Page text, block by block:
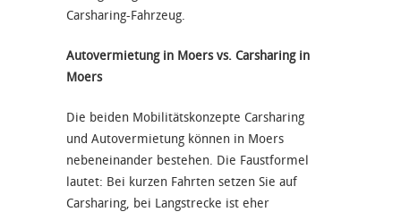
Carsharing-Fahrzeug.
Autovermietung in Moers vs. Carsharing in
Moers
Die beiden Mobilitätskonzepte Carsharing
und Autovermietung können in Moers
nebeneinander bestehen. Die Faustformel
lautet: Bei kurzen Fahrten setzen Sie auf
Carsharing, bei Langstrecke ist eher